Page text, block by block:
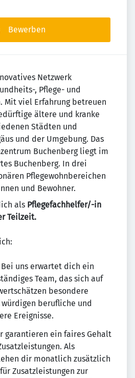
Bewerben
Netzwerk
, Pflege- und
Mit viel Erfahrung betreuen
ältere und kranke
Städten und
und der Umgebung. Das
Buchenberg liegt im
Buchenberg. In drei
Pflegewohnbereichen
und Bewohner.
als Pflegefachhelfer/-in
Teilzeit.
uns erwartet dich ein
Team, das sich auf
besondere
berufliche und
Ereignisse.
garantieren ein faires Gehalt
Als
dir monatlich zusätzlich
Zusatzleistungen zur